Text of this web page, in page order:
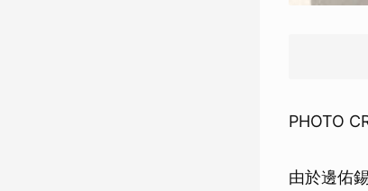
PHOTO
由於邊佑